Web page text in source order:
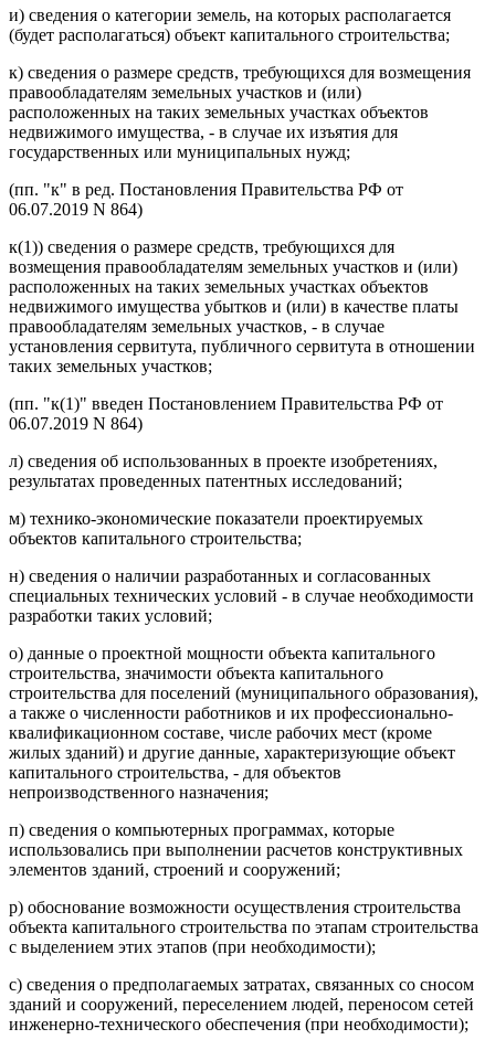
и) сведения о категории земель, на которых располагается
(будет располагаться) объект капитального строительства;
к) сведения о размере средств, требующихся для возмещения
правообладателям земельных участков и (или)
расположенных на таких земельных участках объектов
недвижимого имущества, - в случае их изъятия для
государственных или муниципальных нужд;
(пп. "к" в ред. Постановления Правительства РФ от
06.07.2019 N 864)
к(1)) сведения о размере средств, требующихся для
возмещения правообладателям земельных участков и (или)
расположенных на таких земельных участках объектов
недвижимого имущества убытков и (или) в качестве платы
правообладателям земельных участков, - в случае
установления сервитута, публичного сервитута в отношении
таких земельных участков;
(пп. "к(1)" введен Постановлением Правительства РФ от
06.07.2019 N 864)
л) сведения об использованных в проекте изобретениях,
результатах проведенных патентных исследований;
м) технико-экономические показатели проектируемых
объектов капитального строительства;
н) сведения о наличии разработанных и согласованных
специальных технических условий - в случае необходимости
разработки таких условий;
о) данные о проектной мощности объекта капитального
строительства, значимости объекта капитального
строительства для поселений (муниципального образования),
а также о численности работников и их профессионально-
квалификационном составе, числе рабочих мест (кроме
жилых зданий) и другие данные, характеризующие объект
капитального строительства, - для объектов
непроизводственного назначения;
п) сведения о компьютерных программах, которые
использовались при выполнении расчетов конструктивных
элементов зданий, строений и сооружений;
р) обоснование возможности осуществления строительства
объекта капитального строительства по этапам строительства
с выделением этих этапов (при необходимости);
с) сведения о предполагаемых затратах, связанных со сносом
зданий и сооружений, переселением людей, переносом сетей
инженерно-технического обеспечения (при необходимости);